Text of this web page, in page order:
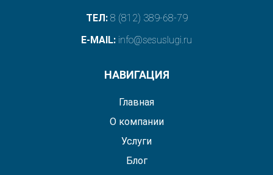
ТЕЛ: 8 (812) 389-68-79
E-MAIL: info@sesuslugi.ru
НАВИГАЦИЯ
Главная
О компании
Услуги
Блог